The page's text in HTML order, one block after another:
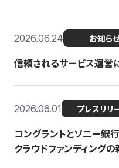
2026.06.24 お知ら
信頼されるサービス運営
2026.06.01 プレスリリ
コングラントとソニー銀
クラウドファンディング